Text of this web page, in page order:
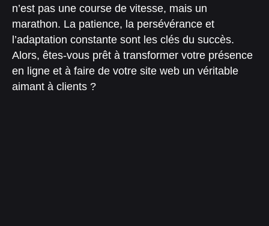
n’est pas une course de vitesse, mais un
marathon. La patience, la persévérance et
l’adaptation constante sont les clés du succès.
Alors, êtes-vous prêt à transformer votre présence
en ligne et à faire de votre site web un véritable
aimant à clients ?